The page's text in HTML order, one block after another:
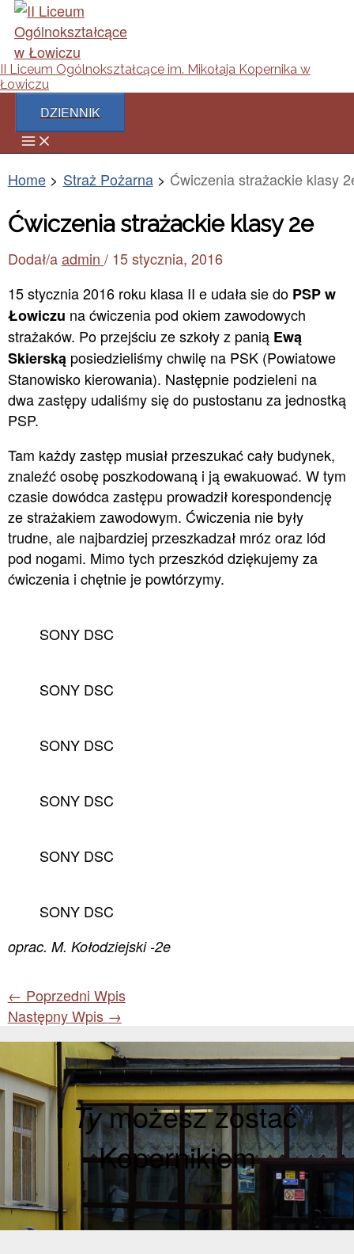
Skip
content
II Liceum Ogólnokształcące im. Mikołaja Kopernika w
Łowiczu
DZIENNIK
Main
Menu
Home Straż Pożarna Ćwiczenia strażackie klasy
Ćwiczenia strażackie klasy 2e
Dodał/a admin / 15 stycznia, 2016
15 stycznia 2016 roku klasa II e udała sie doPSP w
Łowiczu na ćwiczenia pod okiem zawodowych
strażaków. Po przejściu ze szkoły z panią Ewą
Skierską posiedzieliśmy chwilę na PSK (Powiatowe
Stanowisko kierowania). Następnie podzieleni na
dwa zastępy udaliśmy się do pustostanu za jednostką
PSP.
Tam każdy zastęp musiał przeszukać cały budynek,
znaleźć osobę poszkodowaną i ją ewakuować. W tym
czasie dowódca zastępu prowadził korespondencję
ze strażakiem zawodowym. Ćwiczenia nie były
trudne, ale najbardziej przeszkadzał mróz oraz lód
pod nogami. Mimo tych przeszkód dziękujemy za
ćwiczenia i chętnie je powtórzymy.
SONY DSC
SONY DSC
SONY DSC
SONY DSC
SONY DSC
SONY DSC
oprac. M. Kołodziejski -2e
Post
navigation
← Poprzedni Wpis
Następny Wpis →
I Tymożesz zostać
Kopernikiem